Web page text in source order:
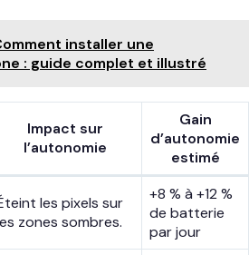
installer une
: guide complet et illustré
Impact sur
l’autonomie
Gain
d’autonomie
estimé
les pixels sur
zones sombres.
+8 % à +12 %
de batterie
par jour